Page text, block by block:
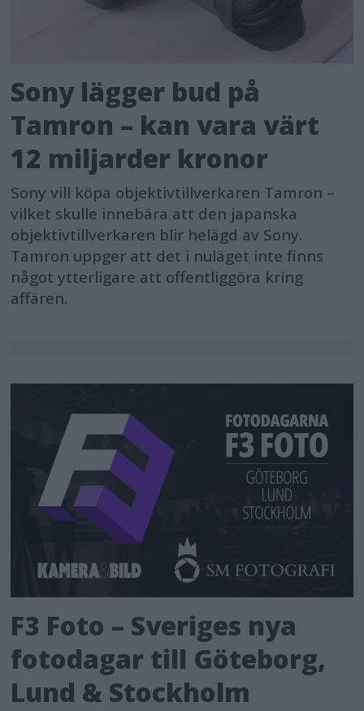
Sony lägger bud på
Tamron – kan vara värt
12 miljarder kronor
Sony vill köpa objektivtillverkaren Tamron –
vilket skulle innebära att den japanska
objektivtillverkaren blir helägd av Sony.
Tamron uppger att det i nuläget inte finns
något ytterligare att offentliggöra kring
affären.
F3 Foto – Sveriges nya
fotodagar till Göteborg,
Lund & Stockholm